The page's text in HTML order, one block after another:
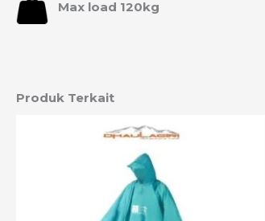
Max load 120kg
Produk Terkait